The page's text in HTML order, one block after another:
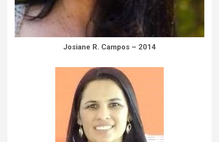
Josiane R. Campos – 2014